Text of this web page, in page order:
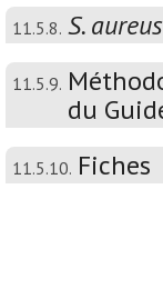
11.5.8. S. aureus
11.5.9.
du
11.5.10. Fiches